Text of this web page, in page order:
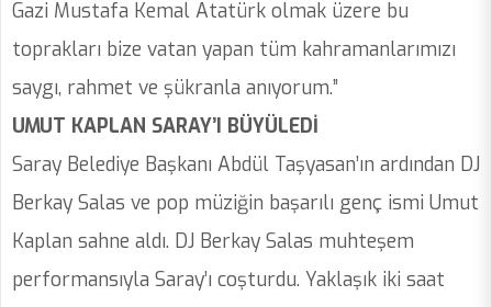
Gazi Mustafa Kemal Atatürk olmak üzere bu
toprakları bize vatan yapan tüm kahramanlarımızı
saygı, rahmet ve şükranla anıyorum.”
UMUT KAPLAN SARAY’I BÜYÜLEDİ
Saray Belediye Başkanı Abdül Taşyasan’ın ardından DJ
Berkay Salas ve pop müziğin başarılı genç ismi Umut
Kaplan sahne aldı. DJ Berkay Salas muhteşem
performansıyla Saray’ı coşturdu. Yaklaşık iki saat